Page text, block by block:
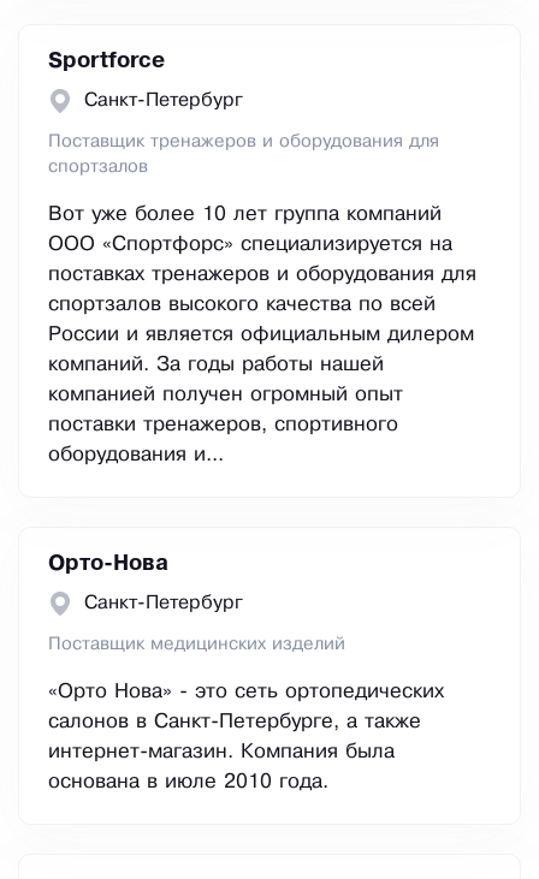
Sportforce
Санкт-Петербург
Поставщик тренажеров и оборудования для
спортзалов
Вот уже более 10 лет группа компаний
ООО «Спортфорс» специализируется на
поставках тренажеров и оборудования для
спортзалов высокого качества по всей
России и является официальным дилером
компаний. За годы работы нашей
компанией получен огромный опыт
поставки тренажеров, спортивного
оборудования и...
Орто-Нова
Санкт-Петербург
Поставщик медицинских изделий
«Орто Нова» - это сеть ортопедических
салонов в Санкт-Петербурге, а также
интернет-магазин. Компания была
основана в июле 2010 года.